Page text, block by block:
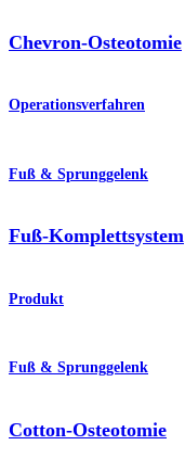
Chevron-Osteotomie
Operationsverfahren
Fuß & Sprunggelenk
Fuß-Komplettsystem
Produkt
Fuß & Sprunggelenk
Cotton-Osteotomie